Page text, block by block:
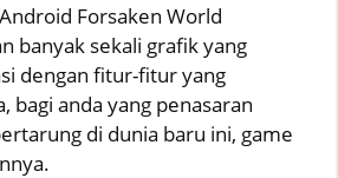
Forsaken World
banyak sekali grafik yang
dengan fitur-fitur yang
bagi anda yang penasaran
di dunia baru ini, game